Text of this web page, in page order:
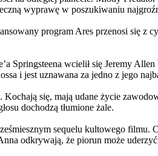
wyprawę w poszukiwaniu
program Ares przenosi się z
Springsteena wcielił się Jeremy
i jest uznawana za jedno z jego
się, mają udane życie
dochodzą tłumione żale.
sequelu kultowego filmu.
odkrywają, że piorun może